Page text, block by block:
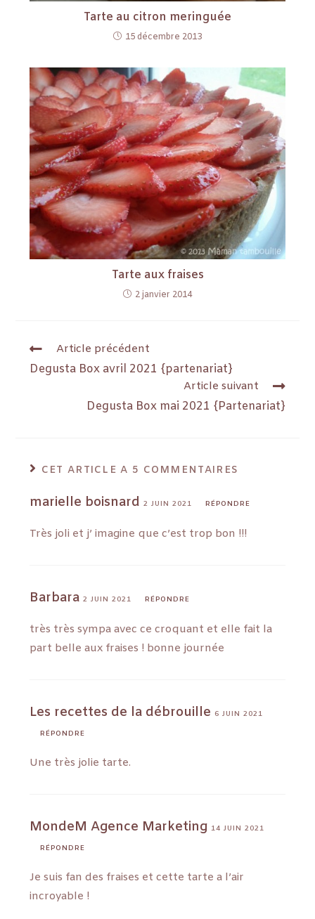
Tarte au citron meringuée
15 décembre 2013
Tarte aux fraises
2 janvier 2014
Article précédent
Degusta Box avril 2021 {partenariat}
Article suivant
Degusta Box mai 2021 {Partenariat}
CET ARTICLE A 5 COMMENTAIRES
marielle boisnard 2 JUIN 2021 RÉPONDRE
Très joli et j’ imagine que c’est trop bon !!!
Barbara 2 JUIN 2021 RÉPONDRE
très très sympa avec ce croquant et elle fait la
part belle aux fraises ! bonne journée
Les recettes de la débrouille 6 JUIN 2021
RÉPONDRE
Une très jolie tarte.
MondeM Agence Marketing 14 JUIN 2021
RÉPONDRE
Je suis fan des fraises et cette tarte a l’air
incroyable !